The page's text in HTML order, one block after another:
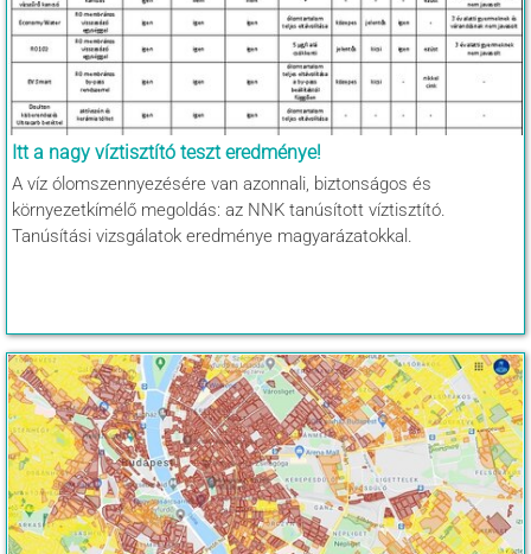
Itt a nagy víztisztító teszt eredménye!
A víz ólomszennyezésére van azonnali, biztonságos és
környezetkímélő megoldás: az NNK tanúsított víztisztító.
Tanúsítási vizsgálatok eredménye magyarázatokkal.